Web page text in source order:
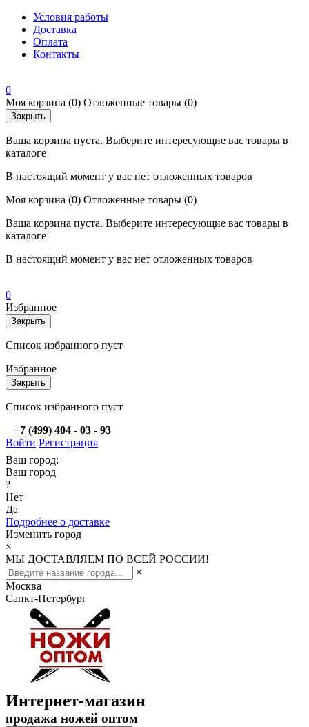
Условия работы
Доставка
Оплата
Контакты
0
Моя корзина (0) Отложенные товары (0)
Закрыть
Ваша корзина пуста. Выберите интересующие вас товары в
каталоге
В настоящий момент у вас нет отложенных товаров
Моя корзина (0) Отложенные товары (0)
Ваша корзина пуста. Выберите интересующие вас товары в
каталоге
В настоящий момент у вас нет отложенных товаров
0
Избранное
Закрыть
Список избранного пуст
Избранное
Закрыть
Список избранного пуст
+7 (499) 404 - 03 - 93
Войти Регистрация
Ваш город:
Ваш город
?
Нет
Да
Подробнее о доставке
Изменить город
×
МЫ ДОСТАВЛЯЕМ ПО ВСЕЙ РОССИИ!
×
Москва
Санкт-Петербург
Интернет-магазин
продажа ножей оптом